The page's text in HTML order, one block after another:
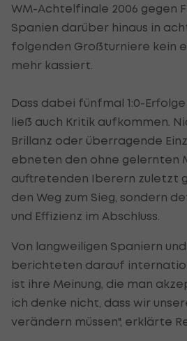
WM-Achtelfinale 2006 gegen
Spanien darüber hinaus in
folgenden Großturniere kein
mehr kassiert.
Dass dabei fünfmal 1:0-Erfolge
ließ auch Kritik aufkommen.
Brillanz oder überragende
ebneten den ohne gelernten
auftretenden Iberern zuletzt
den Weg zum Sieg, sondern
und Effizienz im Abschluss.
Von langweiligen Spaniern
berichteten darauf
ist ihre Meinung, die man
ich denke nicht, dass wir
verändern müssen", erklärte